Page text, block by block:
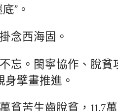
”。
念西海固。
忘。閩寧協作、脫貧
擘畫推進。